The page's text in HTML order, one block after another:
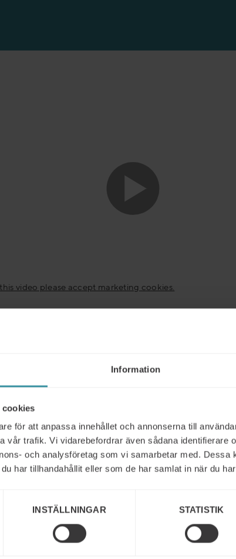
Information
cookies
för att anpassa innehållet och annonserna till
vår trafik. Vi vidarebefordrar även sådana identifierare
och analysföretag som vi samarbetar med. Dessa
har tillhandahållit eller som de har samlat in när du
INSTÄLLNINGAR STATISTIK
video please accept marketing cookies.
i förbättring av
att använda vår unika kombination av konsulttjänster
hjälper vi ca 15 000 företag per år i mer än
30 språk, att bli mer effektiva i sin försäljning och
resultatförbättringar.
kraftfulla försäljningsprestationer till dig. Detta